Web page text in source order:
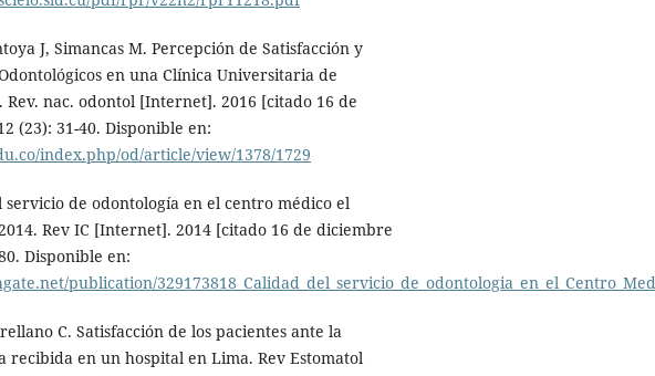
J, Simancas M. Percepción de Satisfacción y
en una Clínica Universitaria de
Rev. nac. odontol [Internet]. 2016 [citado 16 de
(23): 31-40. Disponible en:
index.php/od/article/view/1378/1729
servicio de odontología en el centro médico el
Rev IC [Internet]. 2014 [citado 16 de diciembre
Disponible en:
publication/
C. Satisfacción de los pacientes ante la
recibida en un hospital en Lima. Rev Estomatol